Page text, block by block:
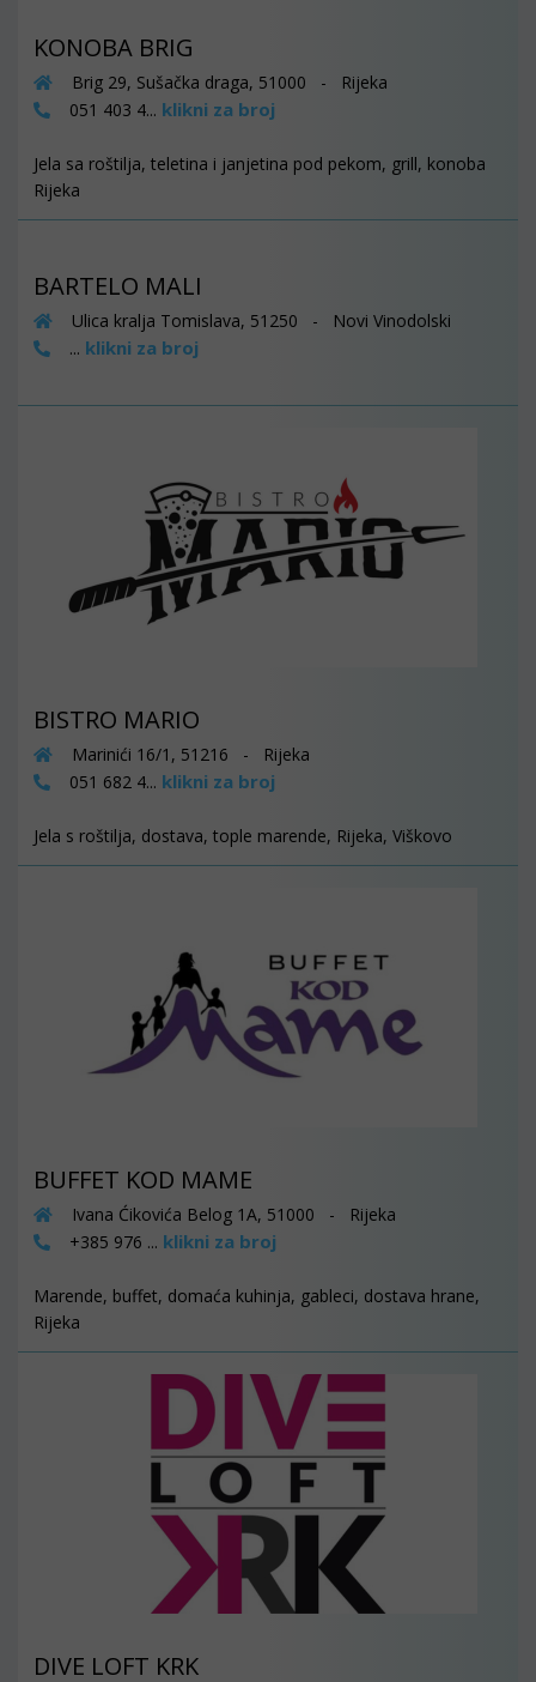
KONOBA BRIG
Brig 29, Sušačka draga, 51000 - Rijeka
051 403 4... klikni za broj
Jela sa roštilja, teletina i janjetina pod pekom, grill, konoba
Rijeka
BARTELO MALI
Ulica kralja Tomislava, 51250 - Novi Vinodolski
... klikni za broj
BISTRO MARIO
Marinići 16/1, 51216 - Rijeka
051 682 4... klikni za broj
Jela s roštilja, dostava, tople marende, Rijeka, Viškovo
BUFFET KOD MAME
Ivana Ćikovića Belog 1A, 51000 - Rijeka
+385 976 ... klikni za broj
Marende, buffet, domaća kuhinja, gableci, dostava hrane,
Rijeka
DIVE LOFT KRK